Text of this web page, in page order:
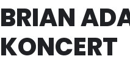
BRIAN
KONCERT